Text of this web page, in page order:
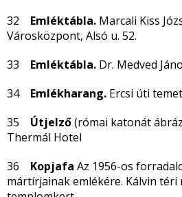
32 Emléktábla. Marcali Kiss
Városközpont, Alsó u. 52.
33 Emléktábla. Dr. Medved
34 Emlékharang. Ercsi úti
35 Útjelző(római katonát
Thermál Hotel
36 Kopjafa Az 1956-os
mártírjainak emlékére. Kálvin